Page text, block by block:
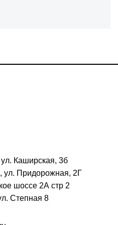
Каширская, 3б
ул. Придорожная, 2Г
шоссе 2А стр 2
Степная 8